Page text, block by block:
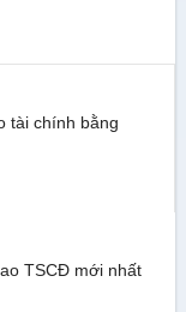
tài chính bằng
TSCĐ mới nhất